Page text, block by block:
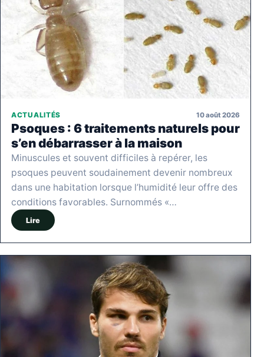
ACTUALITÉS 10 août 2026
Psoques : 6 traitements naturels pour
s’en débarrasser à la maison
Minuscules et souvent difficiles à repérer, les
psoques peuvent soudainement devenir nombreux
dans une habitation lorsque l’humidité leur offre des
conditions favorables. Surnommés «…
Lire